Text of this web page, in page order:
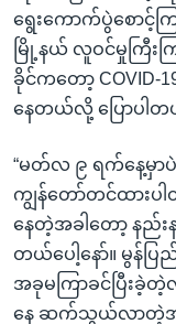
ရွေးကောက်ပွဲစောင့်
မြို့နယ် လူဝင်မှုကြီးက
ခိုင်ကတော့ COVID-
နေတယ်လို့ ပြောပါတ
“မတ်လ ၉ ရက်နေ့မှာ
ကျွန်တော်တင်ထားပ
နေတဲ့အခါတော့ နည်း
တယ်ပေါ့နော်။ မွန်ပ
အခုမကြာခင်ပြီး
နေ ဆက်သွယ်လာတဲ့အ